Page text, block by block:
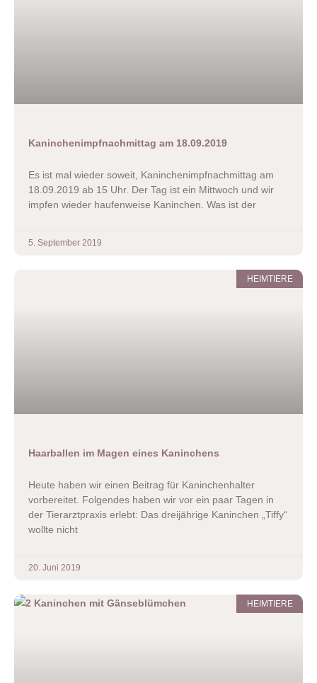
Kaninchenimpfnachmittag am 18.09.2019
Es ist mal wieder soweit, Kaninchenimpfnachmittag am
18.09.2019 ab 15 Uhr. Der Tag ist ein Mittwoch und wir
impfen wieder haufenweise Kaninchen. Was ist der
5. September 2019
HEIMTIERE
Haarballen im Magen eines Kaninchens
Heute haben wir einen Beitrag für Kaninchenhalter
vorbereitet. Folgendes haben wir vor ein paar Tagen in
der Tierarztpraxis erlebt: Das dreijährige Kaninchen „Tiffy“
wollte nicht
20. Juni 2019
HEIMTIERE